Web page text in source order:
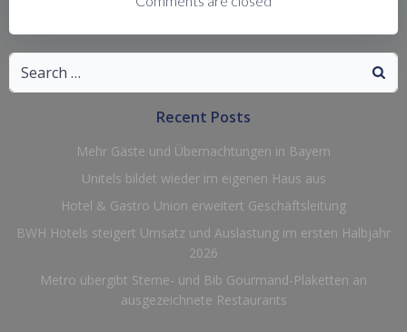
Search
for:
Recent Posts
Mehr Gäste und Übernachtungen in Bayern
Unitels bildet wieder im eigenen Haus aus
Hotel & Gastro Union erweitert Geschäftsleitung
BWH Hotels steigert Umsatz und Auslastung im ersten Halbjahr
2026
Metro übergibt Sterne- und Bib Gourmand-Plaketten an
ausgezeichnete Restaurants